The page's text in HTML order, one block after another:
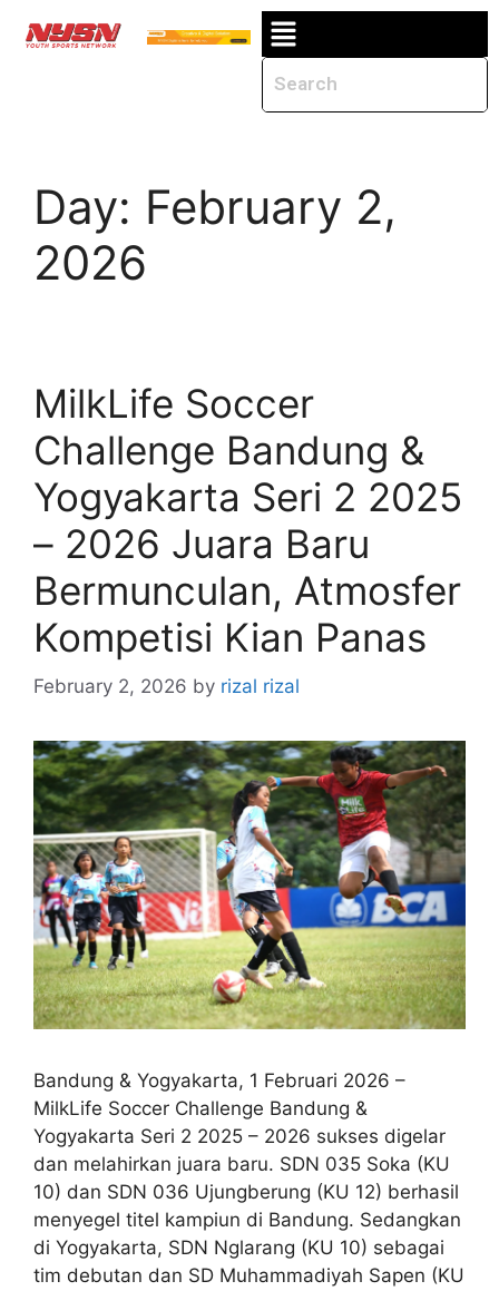
Day: February 2,
2026
MilkLife Soccer
Challenge Bandung &
Yogyakarta Seri 2 2025
– 2026 Juara Baru
Bermunculan, Atmosfer
Kompetisi Kian Panas
February 2, 2026 by rizal rizal
Bandung & Yogyakarta, 1 Februari 2026 –
MilkLife Soccer Challenge Bandung &
Yogyakarta Seri 2 2025 – 2026 sukses digelar
dan melahirkan juara baru. SDN 035 Soka (KU
10) dan SDN 036 Ujungberung (KU 12) berhasil
menyegel titel kampiun di Bandung. Sedangkan
di Yogyakarta, SDN Nglarang (KU 10) sebagai
tim debutan dan SD Muhammadiyah Sapen (KU